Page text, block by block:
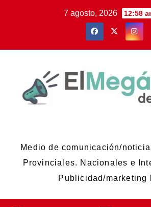
7 agosto, 2026 12:58
Medio de comunicación/
Provinciales. Nacionales e
Publicidad/marketing